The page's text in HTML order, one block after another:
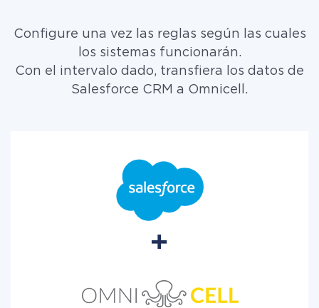
Configure una vez las reglas según las cuales
los sistemas funcionarán.
Con el intervalo dado, transfiera los datos de
Salesforce CRM a Omnicell.